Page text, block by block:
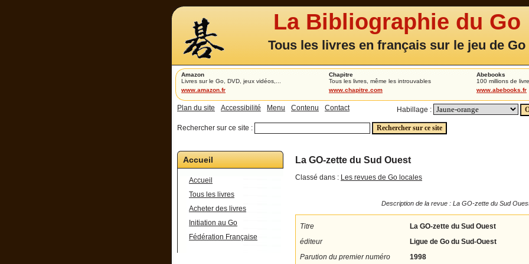
La Bibliographie du Go
Tous les livres en français sur le jeu de Go
Amazon
Livres sur le Go, DVD, jeux vidéos,...
www.amazon.fr
Chapitre
Tous les livres, même les introuvables
www.chapitre.com
Abebooks
100 millions de
www.abebooks.fr
Plan du site Accessibilité Menu Contenu Contact Habillage :
Rechercher sur ce site :
Accueil
Accueil
Tous les livres
Acheter des livres
Initiation au Go
Fédération Française
La GO-zette du Sud Ouest
Classé dans : Les revues de Go locales
Description de la revue : La GO-zette du Sud
Titre
La GO-zette du Sud Ouest
éditeur
Ligue de Go du Sud-Ouest
Parution du premier numéro
1998